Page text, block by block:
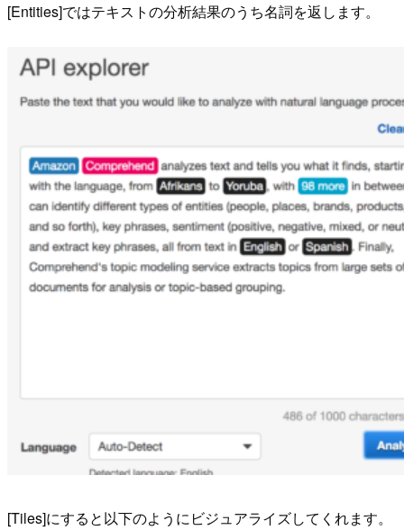
[Entities]ではテキストの分析結果のうち名詞を返します。
[Tiles]にすると以下のようにビジュアライズしてくれます。